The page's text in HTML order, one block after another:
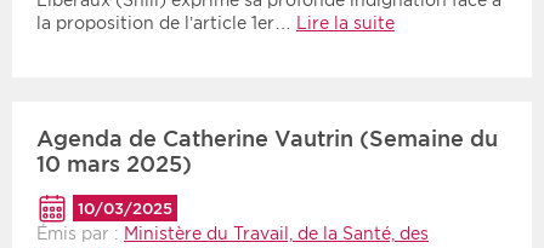
la proposition de l’article 1er…
Lire la suite
Agenda de Catherine Vautrin (Semaine du
10 mars 2025)
10/03/2025
Émis par : Ministère du Travail, de la Santé, des